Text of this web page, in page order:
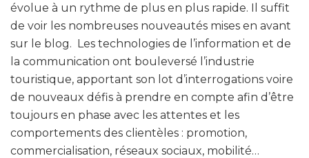
évolue à un rythme de plus en plus rapide. Il suffit
de voir les nombreuses nouveautés mises en avant
sur le blog. Les technologies de l’information et de
la communication ont bouleversé l’industrie
touristique, apportant son lot d’interrogations voire
de nouveaux défis à prendre en compte afin d’être
toujours en phase avec les attentes et les
comportements des clientèles : promotion,
commercialisation, réseaux sociaux, mobilité…